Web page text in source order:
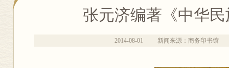
张元济编著《中华
2014-08-01 新闻来源：商务印书馆